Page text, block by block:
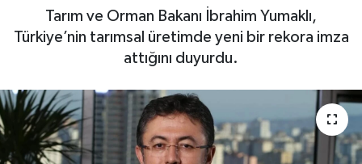
Tarım ve Orman Bakanı İbrahim Yumaklı,
Türkiye’nin tarımsal üretimde yeni bir rekora imza
attığını duyurdu.
KÖŞE YAZILARI
YAŞAM
SPOR
Tüm Manşetler
Son Dakika Haberleri
Haber Arşivi